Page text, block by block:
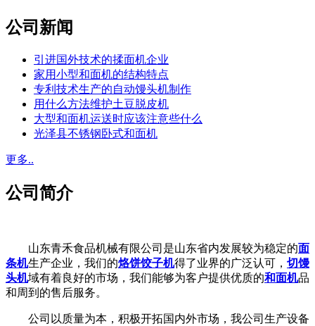
公司新闻
引进国外技术的揉面机企业
家用小型和面机的结构特点
专利技术生产的自动馒头机制作
用什么方法维护土豆脱皮机
大型和面机运送时应该注意些什么
光泽县不锈钢卧式和面机
更多..
公司简介
山东青禾食品机械有限公司是山东省内发展较为稳定的面
条机生产企业，我们的烙饼饺子机得了业界的广泛认可， 切馒
头机域有着良好的市场，我们能够为客户提供优质的和面机品
和周到的售后服务。
公司以质量为本，积极开拓国内外市场，我公司生产设备